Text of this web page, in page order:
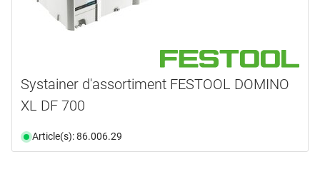
Systainer d'assortiment FESTOOL DOMINO
XL DF 700
Article(s): 86.006.29